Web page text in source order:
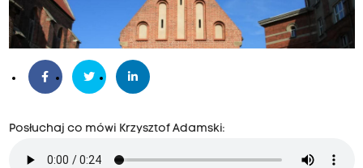
Posłuchaj co mówi Krzysztof Adamski: